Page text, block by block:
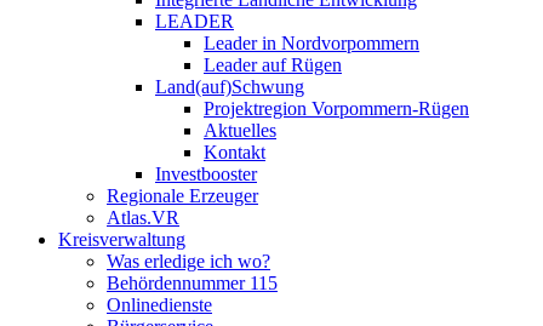
LEADER
Leader in Nordvorpommern
Leader auf Rügen
Land(auf)Schwung
Projektregion Vorpommern-Rügen
Aktuelles
Kontakt
Investbooster
Regionale Erzeuger
Atlas.VR
Kreisverwaltung
Was erledige ich wo?
Behördennummer 115
Onlinedienste